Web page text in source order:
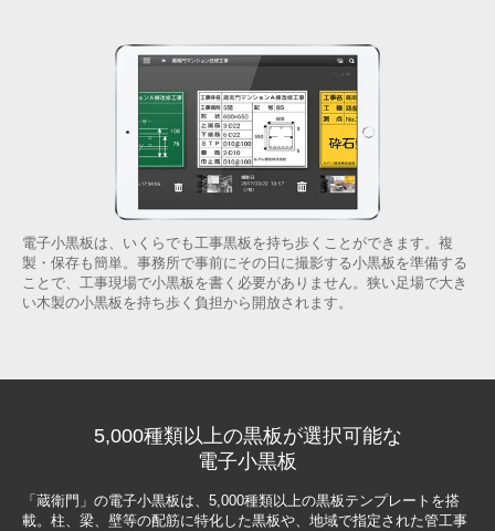
電子小黒板は、いくらでも工事黒板を持ち歩くことができます。複
製・保存も簡単。事務所で事前にその日に撮影する小黒板を準備する
ことで、工事現場で小黒板を書く必要がありません。狭い足場で大き
い木製の小黒板を持ち歩く負担から開放されます。
5,000種類以上の黒板が選択可能な
電子小黒板
「蔵衛門」の電子小黒板は、5,000種類以上の黒板テンプレートを搭
載。柱、梁、壁等の配筋に特化した黒板や、地域で指定された管工事